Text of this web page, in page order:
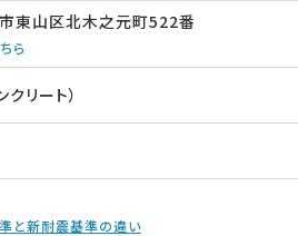
東山区北木之元町522番
ら
リート）
と新耐震基準の違い